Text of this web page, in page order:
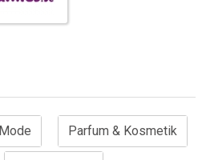
Mode Parfum & Kosmetik